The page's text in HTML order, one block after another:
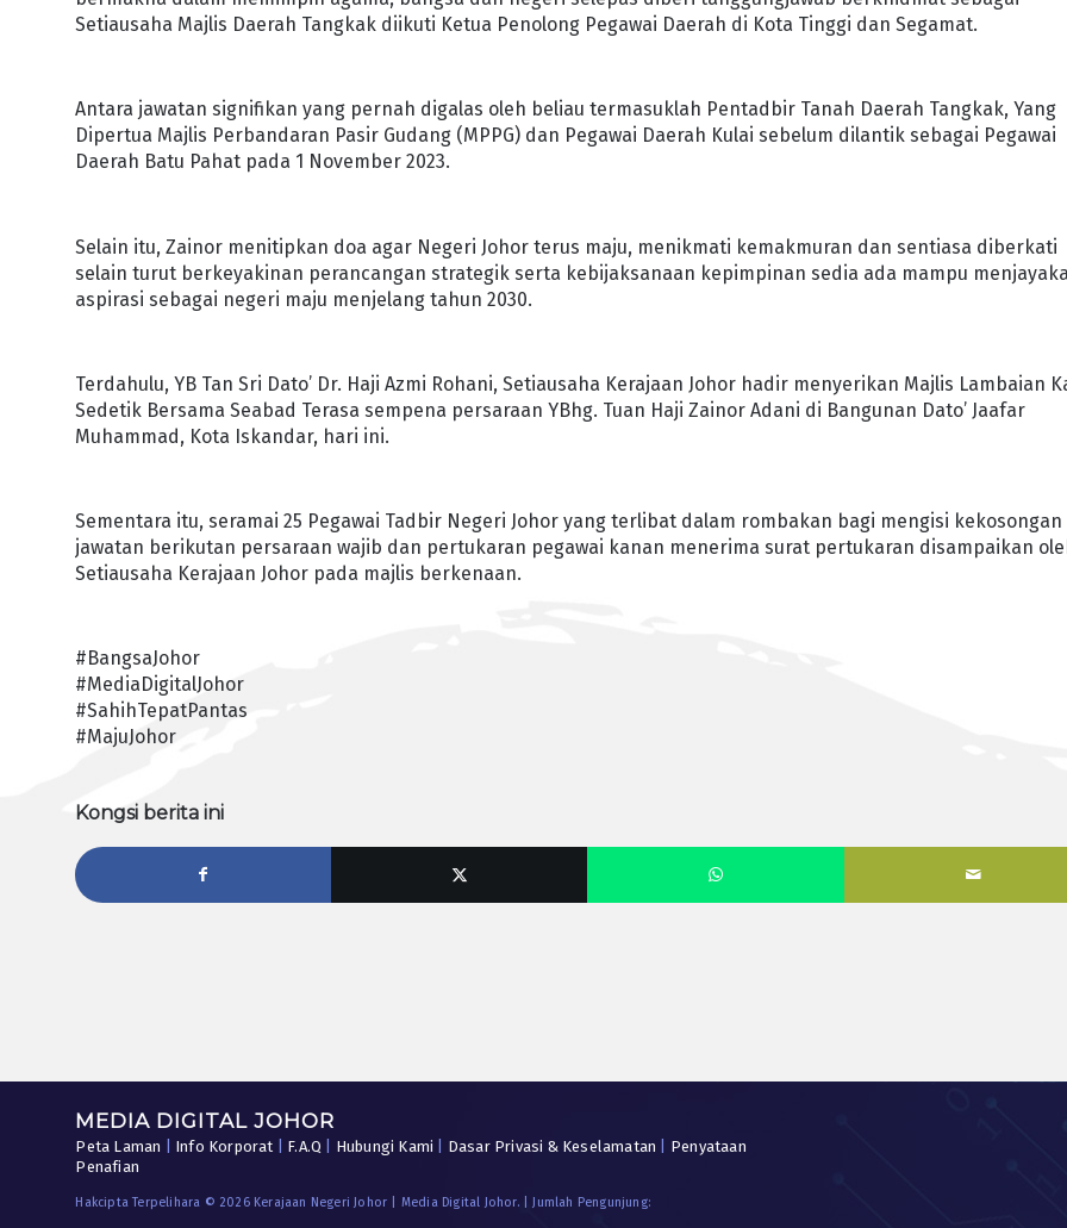
Setiausaha Majlis Daerah Tangkak diikuti Ketua Penolong Pegawai Daerah di Kota Tinggi dan Segamat.
Antara jawatan signifikan yang pernah digalas oleh beliau termasuklah Pentadbir Tanah Daerah Tangkak, Yang
Dipertua Majlis Perbandaran Pasir Gudang (MPPG) dan Pegawai Daerah Kulai sebelum dilantik sebagai Pegawai
Daerah Batu Pahat pada 1 November 2023.
Selain itu, Zainor menitipkan doa agar Negeri Johor terus maju, menikmati kemakmuran dan sentiasa diberkati
selain turut berkeyakinan perancangan strategik serta kebijaksanaan kepimpinan sedia ada mampu
aspirasi sebagai negeri maju menjelang tahun 2030.
Terdahulu, YB Tan Sri Dato’ Dr. Haji Azmi Rohani, Setiausaha Kerajaan Johor hadir menyerikan Majlis Lambaian
Sedetik Bersama Seabad Terasa sempena persaraan YBhg. Tuan Haji Zainor Adani di Bangunan Dato’ Jaafar
Muhammad, Kota Iskandar, hari ini.
Sementara itu, seramai 25 Pegawai Tadbir Negeri Johor yang terlibat dalam rombakan bagi mengisi kekosongan
jawatan berikutan persaraan wajib dan pertukaran pegawai kanan menerima surat pertukaran disampaikan
Setiausaha Kerajaan Johor pada majlis berkenaan.
#BangsaJohor
#MediaDigitalJohor
#SahihTepatPantas
#MajuJohor
Kongsi berita ini
MEDIA DIGITAL JOHOR
Peta Laman Info Korporat F.A.Q Hubungi Kami Dasar Privasi & Keselamatan
Penyataan
Penafian
Hakcipta Terpelihara © 2026 Kerajaan Negeri Johor | Media Digital Johor. | Jumlah Pengunjung: